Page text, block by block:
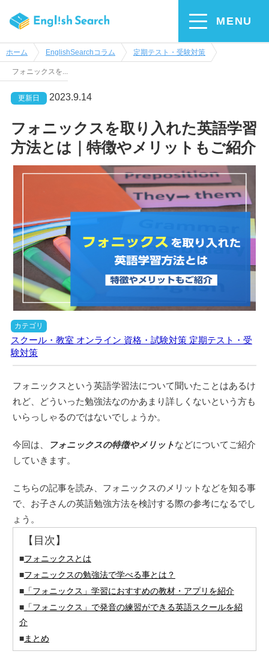
MENU
ホーム EnglishSearchコラム 定期テスト・受験対策
フォニックスを...
更新日 2023.9.14
フォニックスを取り入れた英語学習
方法とは｜特徴やメリットもご紹介
カテゴリ
スクール・教室 オンライン 資格・試験対策 定期テスト・受
験対策
フォニックスという英語学習法について聞いたことはあるけ
れど、どういった勉強法なのかあまり詳しくないという方も
いらっしゃるのではないでしょうか。
今回は、 フォニックスの特徴やメリットなどについてご紹介
していきます。
こちらの記事を読み、フォニックスのメリットなどを知る事
で、お子さんの英語勉強方法を検討する際の参考になるでし
ょう。
【目次】
■フォニックスとは
■フォニックスの勉強法で学べる事とは？
■「フォニックス」学習におすすめの教材・アプリを紹介
■「フォニックス」で発音の練習ができる英語スクールを紹
介
■まとめ